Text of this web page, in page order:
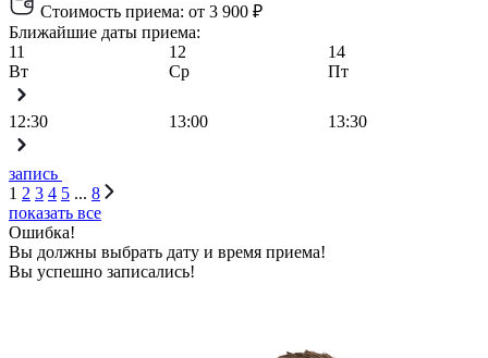
Стоимость приема: от 3 900 ₽
Ближайшие даты приема:
11
Вт
12
Ср
14
Пт
12:30 13:00 13:30
запись
1 2 3 4 5 ... 8
показать все
Ошибка!
Вы должны выбрать дату и время приема!
Вы успешно записались!